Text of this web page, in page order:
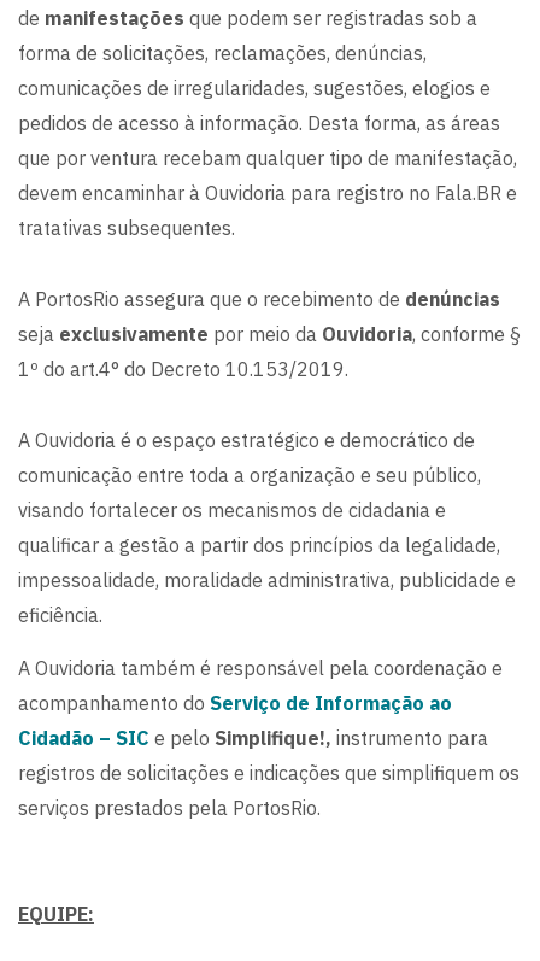
de manifestações que podem ser registradas sob a
forma de solicitações, reclamações, denúncias,
comunicações de irregularidades, sugestões, elogios e
pedidos de acesso à informação. Desta forma, as áreas
que por ventura recebam qualquer tipo de manifestação,
devem encaminhar à Ouvidoria para registro no Fala.BR e
tratativas subsequentes.
A PortosRio assegura que o recebimento de denúncias
seja exclusivamente por meio da Ouvidoria, conforme §
1º do art.4° do Decreto 10.153/2019.
A Ouvidoria é o espaço estratégico e democrático de
comunicação entre toda a organização e seu público,
visando fortalecer os mecanismos de cidadania e
qualificar a gestão a partir dos princípios da legalidade,
impessoalidade, moralidade administrativa, publicidade e
eficiência.
A Ouvidoria também é responsável pela coordenação e
acompanhamento do Serviço de Informação ao
Cidadão – SIC e pelo Simplifique!, instrumento para
registros de solicitações e indicações que simplifiquem os
serviços prestados pela PortosRio.
EQUIPE: